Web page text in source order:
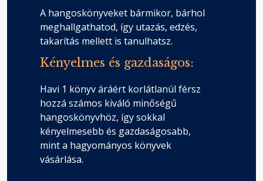
A hangoskönyveket bármikor, bárhol
meghallgathatod, így utazás, edzés,
takarítás mellett is tanulhatsz.
Kényelmes és gazdaságos:
Havi 1 könyv áráért korlátlanúl férsz
hozzá számos kiváló minőségű
hangoskönyvhöz, így sokkal
kényelmesebb és gazdaságosabb,
mint a hagyományos könyvek
vásárlása.